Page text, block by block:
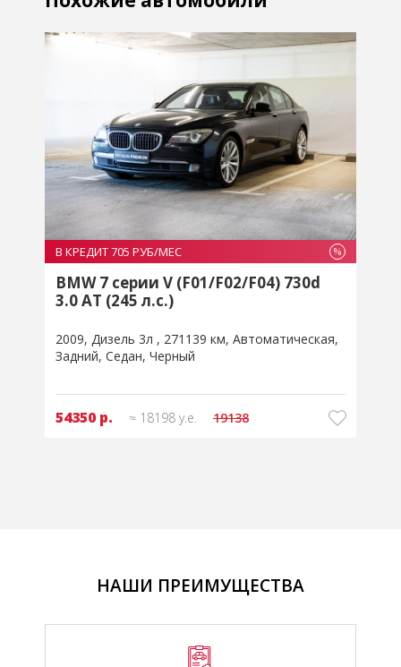
В КРЕДИТ 705 РУБ/МЕС %
BMW 7 серии V (F01/F02/F04) 730d
3.0 AT (245 л.с.)
2009 Дизель 3л 271139 км Автоматическая
Задний Седан Черный
54350 р. ≈ 18198 у.е. 19138
НАШИ ПРЕИМУЩЕСТВА